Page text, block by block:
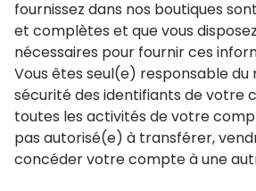
fournissez dans nos boutiques
et complètes et que vous
nécessaires pour fournir ces
Vous êtes seul(e) responsable du
sécurité des identifiants de votre
toutes les activités de votre
pas autorisé(e) à transférer,
concéder votre compte à une